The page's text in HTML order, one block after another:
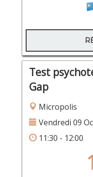
Test
Gap
Micropolis
Vendredi 09
11:30 - 12:00